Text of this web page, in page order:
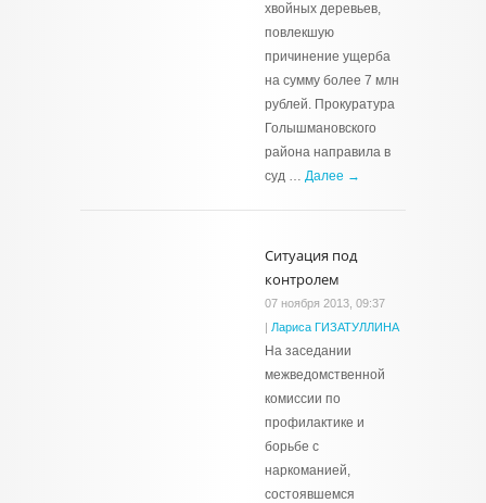
хвойных деревьев,
повлекшую
причинение ущерба
на сумму более 7 млн
рублей. Прокуратура
Голышмановского
района направила в
суд … Далее →
Ситуация под
контролем
07 ноября 2013, 09:37
| Лариса ГИЗАТУЛЛИНА
На заседании
межведомственной
комиссии по
профилактике и
борьбе с
наркоманией,
состоявшемся